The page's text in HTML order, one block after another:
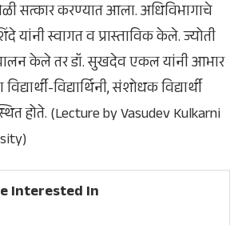
सत्कार करण्यात आला. अधिविभागाचे
यांनी स्वागत व प्रास्ताविक केले. ज्योती
केले तर डॉ. सुखदेव एकल यांनी आभार
विद्यार्थिनी, संशोधक विद्यार्थी
होते. (Lecture by Vasudev Kulkarni
Interested In